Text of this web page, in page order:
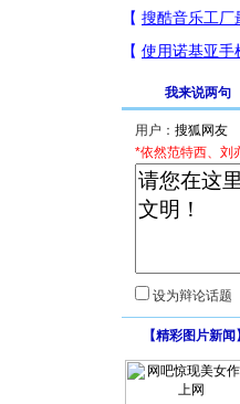
我来说两句
用户：
*依然范特西、刘
设为辩论话题
【精彩图片新闻 】